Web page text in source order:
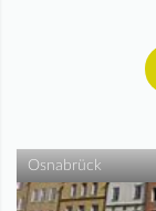
Osnabrück